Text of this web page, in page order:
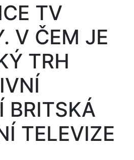
TV
V ČEM JE
TRH
BRITSKÁ
TELEVIZE